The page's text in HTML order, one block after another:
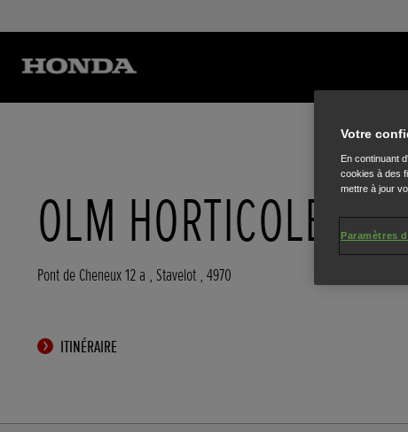
OLM HORTICOLE
Pont de Cheneux 12 a , Stavelot , 4970
ITINÉRAIRE
Votre
En continuant
cookies à des
mettre à jour
Paramètres